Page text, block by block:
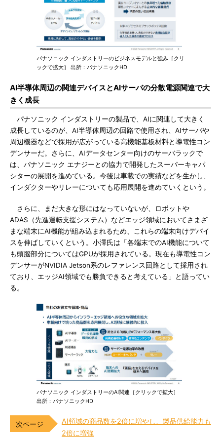
パナソニック インダストリーのビジネスモデルと強み［クリ
ックで拡大］ 出所：パナソニックHD
AI半導体周辺の関連デバイスとAIサーバの分散電源関連で大
きく成長
パナソニック インダストリーの製品で、AIに関連して大きく
成長しているのが、AI半導体周辺の回路で使用され、AIサーバや
周辺機器などで採用が広がっている高機能基板材料と導電性コン
デンサーだ。さらに、AIデータセンター向けのサーバラックで
は、パナソニック エナジーとの協力で開発したスーパーキャパ
シターの展開を進めている。今後は車載での実績などを生かし、
インダクターやリレーについても応用展開を進めていくという。
さらに、まだ大きな形にはなっていないが、ロボットや
ADAS（先進運転支援システム）などエッジ領域においてさまざ
まな端末にAI機能が組み込まれるため、これらの端末向けデバイ
スを伸ばしていくという。小澤氏は「各端末でのAI機能について
も頭脳部分についてはGPUが採用されている。現在も導電性コン
デンサーがNVIDIA Jetson系のレファレンス回路として採用され
ており、エッジAI領域でも勝負できると考えている」と語ってい
る。
パナソニック インダストリーのAI関連［クリックで拡大］
出所：パナソニックHD
AI領域の商品数を2倍に増やし、製品供給能力も
2倍に増強